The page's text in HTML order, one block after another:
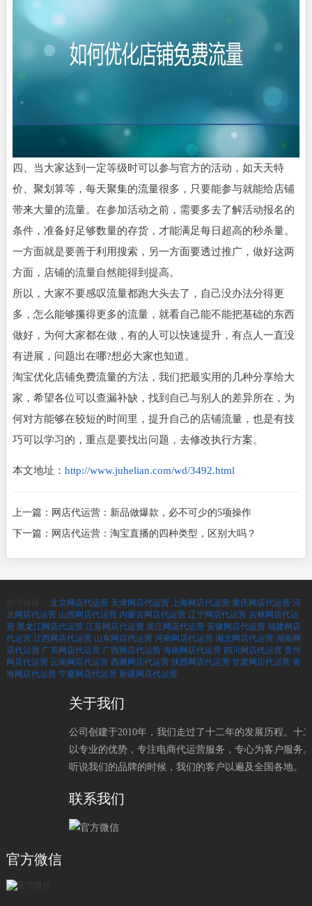
四、当大家达到一定等级时可以参与官方的活动，如天天特
价、聚划算等，每天聚集的流量很多，只要能参与就能给店铺
带来大量的流量。在参加活动之前，需要多去了解活动报名的
条件，准备好足够数量的存货，才能满足每日超高的秒杀量。
一方面就是要善于利用搜索，另一方面要透过推广，做好这两
方面，店铺的流量自然能得到提高。
所以，大家不要感叹流量都跑大头去了，自己没办法分得更
多，怎么能够攥得更多的流量，就看自己能不能把基础的东西
做好，为何大家都在做，有的人可以快速提升，有点人一直没
有进展，问题出在哪?想必大家也知道。
淘宝优化店铺免费流量的方法，我们把最实用的几种分享给大
家，希望各位可以查漏补缺，找到自己与别人的差异所在，为
何对方能够在较短的时间里，提升自己的店铺流量，也是有技
巧可以学习的，重点是要找出问题，去修改执行方案。
本文地址： http://www.juhelian.com/wd/3492.html
上一篇： 网店代运营：新品做爆款，必不可少的5项操作
下一篇： 网店代运营：淘宝直播的四种类型，区别大吗？
北京网店代运营 天津网店代运营 上海网店代运营 重庆网店代运营 河
北网店代运营 山西网店代运营 内蒙古网店代运营 辽宁网店代运营 吉林网店代运
营 黑龙江网店代运营 江苏网店代运营 浙江网店代运营 安徽网店代运营 福建网店
代运营 江西网店代运营 山东网店代运营 河南网店代运营 湖北网店代运营 湖南网
店代运营 广东网店代运营 广西网店代运营 海南网店代运营 四川网店代运营 贵州
网店代运营 云南网店代运营 西藏网店代运营 陕西网店代运营 甘肃网店代运营 青
海网店代运营 宁夏网店代运营 新疆网店代运营
关于我们
公司创建于2010年，我们走过了十二年的发展历程。十
以专业的优势，专注电商代运营服务，专心为客户服务
听说我们的品牌的时候，我们的客户以遍及全国各地。
联系我们
官方微信